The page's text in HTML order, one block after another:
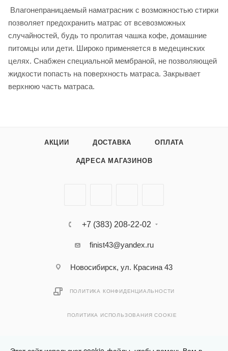
Влагонепраницаемый наматрасник с возможностью стирки
позволяет предохранить матрас от всевозможных
случайностей, будь то пролитая чашка кофе, домашние
питомцы или дети. Широко применяется в медецинских
целях. Снабжен специальной мембраной, не позволяющей
жидкости попасть на поверхность матраса. Закрывает
верхнюю часть матраса.
АКЦИИ ДОСТАВКА ОПЛАТА
АДРЕСА МАГАЗИНОВ
+7 (383) 208-22-02
finist43@yandex.ru
Новосибирск, ул. Красина 43
ПОЛИТИКА КОНФИДЕНЦИАЛЬНОСТИ
ПОЛИТИКА ИСПОЛЬЗОВАНИЯ COOKIE